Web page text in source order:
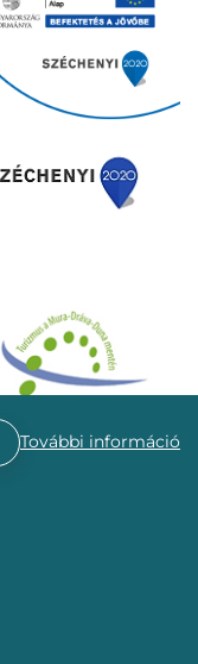
További információ